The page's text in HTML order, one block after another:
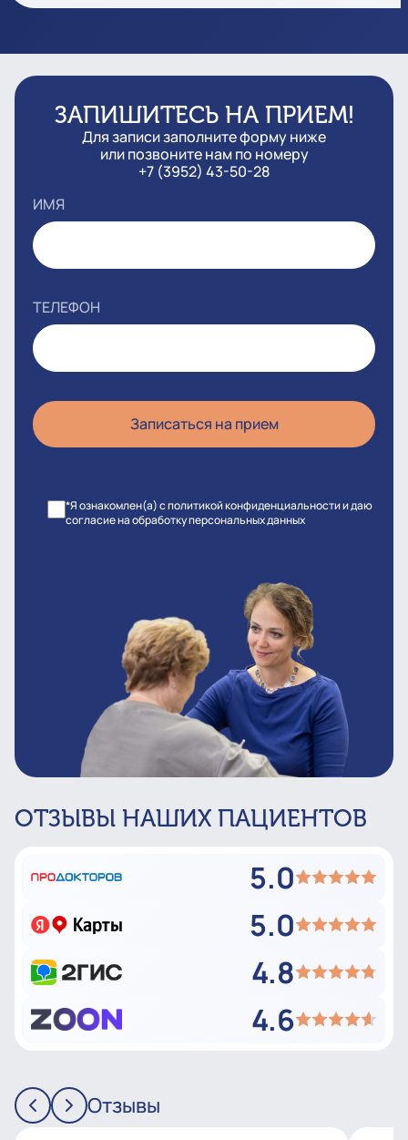
ЗАПИШИТЕСЬ НА ПРИЕМ!
Для записи заполните форму ниже
или позвоните нам по номеру
+7 (3952) 43-50-28
ИМЯ
ТЕЛЕФОН
*Я ознакомлен(а) с политикой конфиденциальности и даю
согласие на обработку персональных данных
ОТЗЫВЫ НАШИХ ПАЦИЕНТОВ
5.0
5.0
4.8
4.6
Отзывы